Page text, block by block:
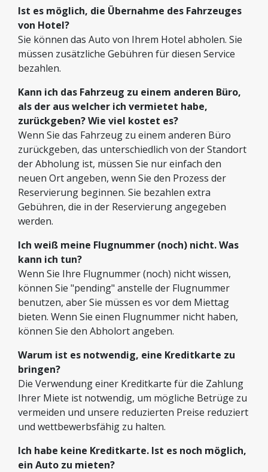
Ist es möglich, die Übernahme des Fahrzeuges
von Hotel?
Sie können das Auto von Ihrem Hotel abholen. Sie
müssen zusätzliche Gebühren für diesen Service
bezahlen.
Kann ich das Fahrzeug zu einem anderen Büro,
als der aus welcher ich vermietet habe,
zurückgeben? Wie viel kostet es?
Wenn Sie das Fahrzeug zu einem anderen Büro
zurückgeben, das unterschiedlich von der Standort
der Abholung ist, müssen Sie nur einfach den
neuen Ort angeben, wenn Sie den Prozess der
Reservierung beginnen. Sie bezahlen extra
Gebühren, die in der Reservierung angegeben
werden.
Ich weiß meine Flugnummer (noch) nicht. Was
kann ich tun?
Wenn Sie Ihre Flugnummer (noch) nicht wissen,
können Sie "pending" anstelle der Flugnummer
benutzen, aber Sie müssen es vor dem Miettag
bieten. Wenn Sie einen Flugnummer nicht haben,
können Sie den Abholort angeben.
Warum ist es notwendig, eine Kreditkarte zu
bringen?
Die Verwendung einer Kreditkarte für die Zahlung
Ihrer Miete ist notwendig, um mögliche Betrüge zu
vermeiden und unsere reduzierten Preise reduziert
und wettbewerbsfähig zu halten.
Ich habe keine Kreditkarte. Ist es noch möglich,
ein Auto zu mieten?